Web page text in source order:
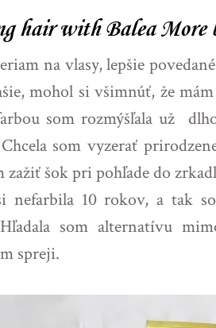
hair with Balea More
na vlasy, lepšie
mohol si všimnúť, že
som rozmýšľala už
som vyzerať
zažiť šok pri pohľade do
nefarbila 10 rokov, a tak
som alternatívu
spreji.